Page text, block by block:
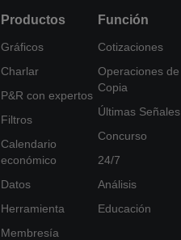
Productos
Gráficos
Charlar
P&R con expertos
Filtros
Calendario
económico
Datos
Herramienta
Membresía
Función
Cotizaciones
Operaciones de
Copia
Últimas Señales
Concurso
24/7
Análisis
Educación